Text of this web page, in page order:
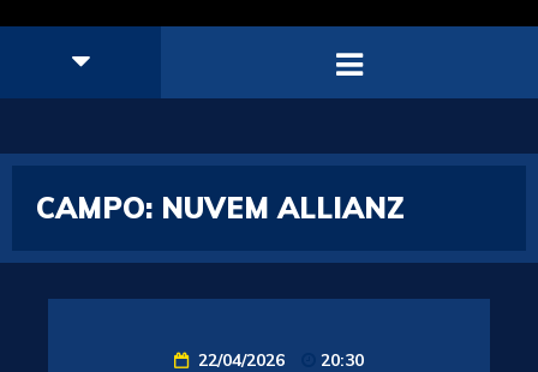
CAMPO: NUVEM ALLIANZ
22/04/2026 20:30